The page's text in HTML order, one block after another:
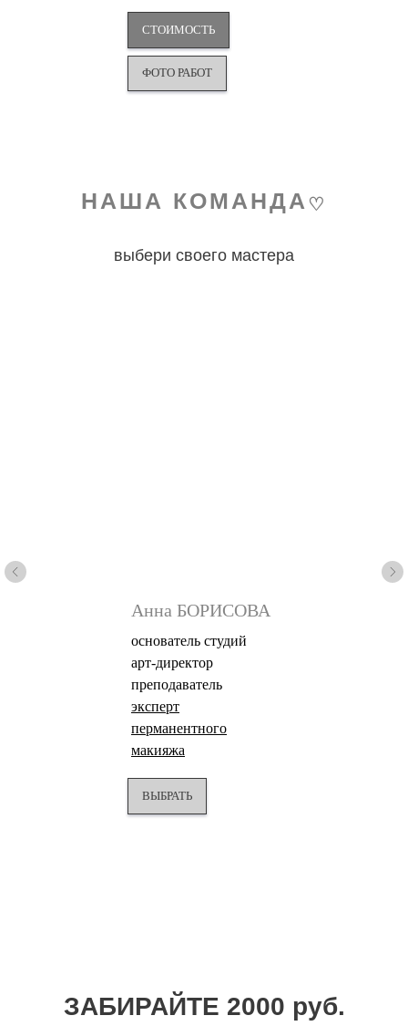
СТОИМОСТЬ
ФОТО РАБОТ
НАША КОМАНДА ♡
выбери своего мастера
Анна БОРИСОВА
основатель студий
арт-директор
преподаватель
эксперт
перманентного
макияжа
ВЫБРАТЬ
ЗАБИРАЙТЕ 2000 руб.